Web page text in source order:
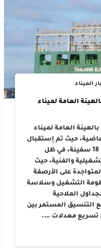
الميناء
العامة لميناء
العامة لميناء
الـ 24 ساعة الماضية، حيث تم إستقبال
عدد 11 سفينة ومغادرة 7 بإجمالي 18 سفينة، في ظل
والفنية، حيث
على الأرصفة
التشغيل وسلاسة
الملاحية
التنسيق المستمر بين
تسريع معدلات ….